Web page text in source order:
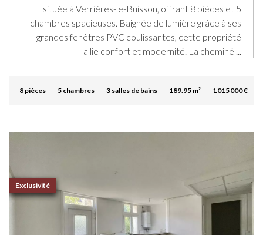
située à Verrières-le-Buisson, offrant 8 pièces et 5
chambres spacieuses. Baignée de lumière grâce à ses
grandes fenêtres PVC coulissantes, cette propriété
allie confort et modernité. La cheminé ...
8 pièces 5 chambres 3 salles de bains 189.95 m² 1 015 000 €
Exclusivité